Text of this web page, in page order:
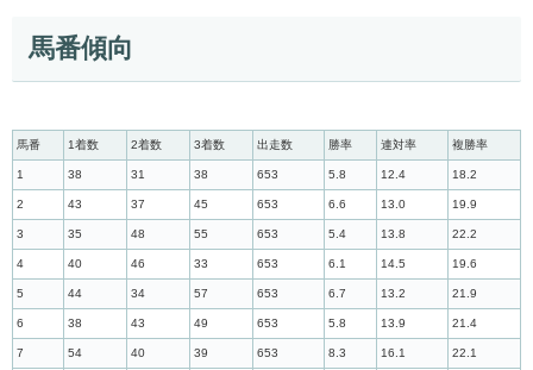
馬番傾向
馬番 1着数 2着数 3着数 出走数 勝率 連対率 複勝率
1 38 31 38 653 5.8 12.4 18.2
2 43 37 45 653 6.6 13.0 19.9
3 35 48 55 653 5.4 13.8 22.2
4 40 46 33 653 6.1 14.5 19.6
5 44 34 57 653 6.7 13.2 21.9
6 38 43 49 653 5.8 13.9 21.4
7 54 40 39 653 8.3 16.1 22.1